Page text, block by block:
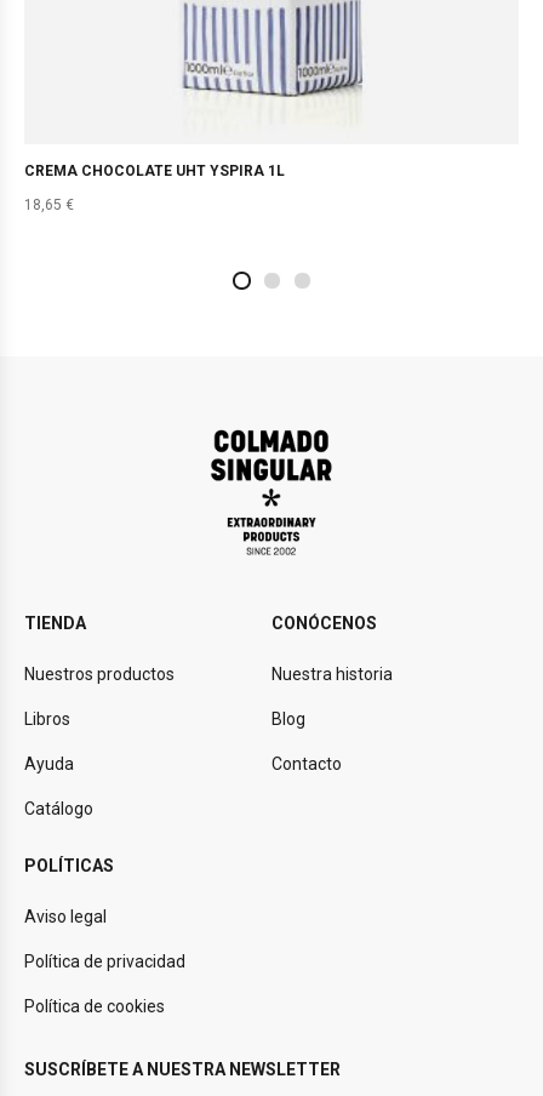
CREMA CHOCOLATE UHT YSPIRA 1L
18,65 €
TIENDA
Nuestros productos
Libros
Ayuda
Catálogo
CONÓCENOS
Nuestra historia
Blog
Contacto
POLÍTICAS
Aviso legal
Política de privacidad
Política de cookies
SUSCRÍBETE A NUESTRA NEWSLETTER